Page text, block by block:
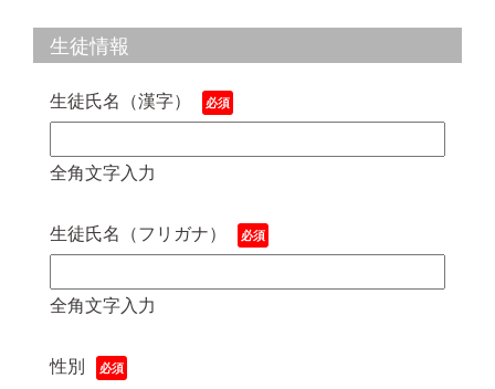
生徒情報
生徒氏名（漢字）
全角文字入力
生徒氏名（フリガナ）
全角文字入力
性別